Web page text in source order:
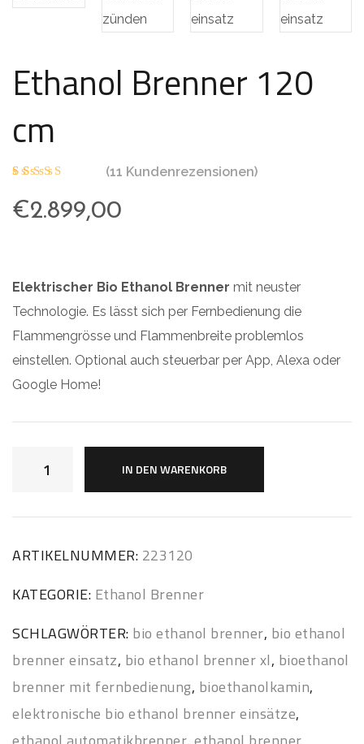
Ethanol Brenner 120
cm
mit
5.00
von 5,
basierend
(11 Kundenrezensionen)
€2.899,00
Elektrischer Bio Ethanol Brenner mit neuster
Technologie. Es lässt sich per Fernbedienung die
Flammengrösse und Flammenbreite problemlos
einstellen. Optional auch steuerbar per App, Alexa oder
Google Home!
IN DEN WARENKORB
ARTIKELNUMMER: 223120
KATEGORIE: Ethanol Brenner
SCHLAGWÖRTER: bio ethanol brenner, bio ethanol
brenner einsatz, bio ethanol brenner xl, bioethanol
brenner mit fernbedienung, bioethanolkamin,
elektronische bio ethanol brenner einsätze,